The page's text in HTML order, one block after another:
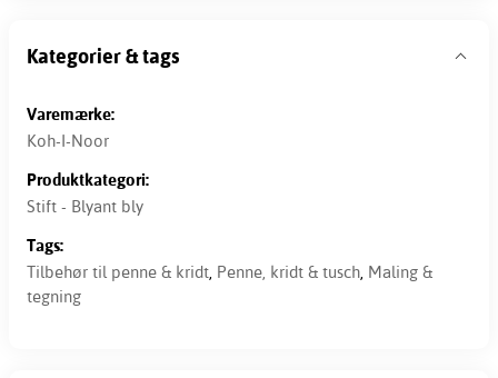
Kategorier & tags
Varemærke:
Koh-I-Noor
Produktkategori:
Stift - Blyant bly
Tags:
Tilbehør til penne & kridt Penne, kridt & tusch Maling &
tegning